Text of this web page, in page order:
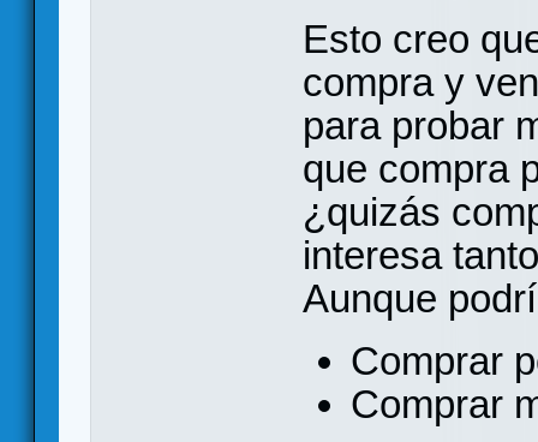
Esto creo
compra y
para probar
que compra
¿quizás
interesa
Aunque
Comprar
Comprar